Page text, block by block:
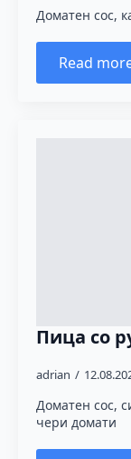
Доматен сос,
Read
Пица со
adrian
Доматен сос,
чери домати